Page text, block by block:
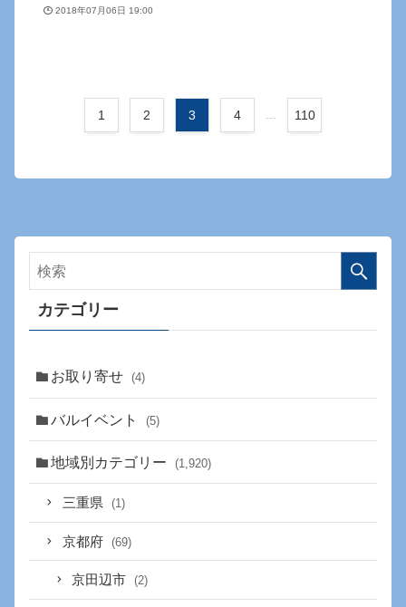
2018年07月06日 19:00
1 2 3 4 110
カテゴリー
お取り寄せ (4)
バルイベント (5)
地域別カテゴリー (1,920)
三重県 (1)
京都府 (69)
京田辺市 (2)